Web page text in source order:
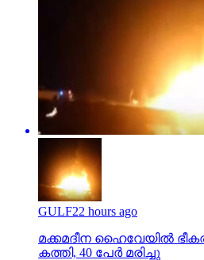
GULF22 hours ago
മക്കമദീന ഹൈവേയില്‍
കത്തി, 40 പേര്‍ മരിച്ചു